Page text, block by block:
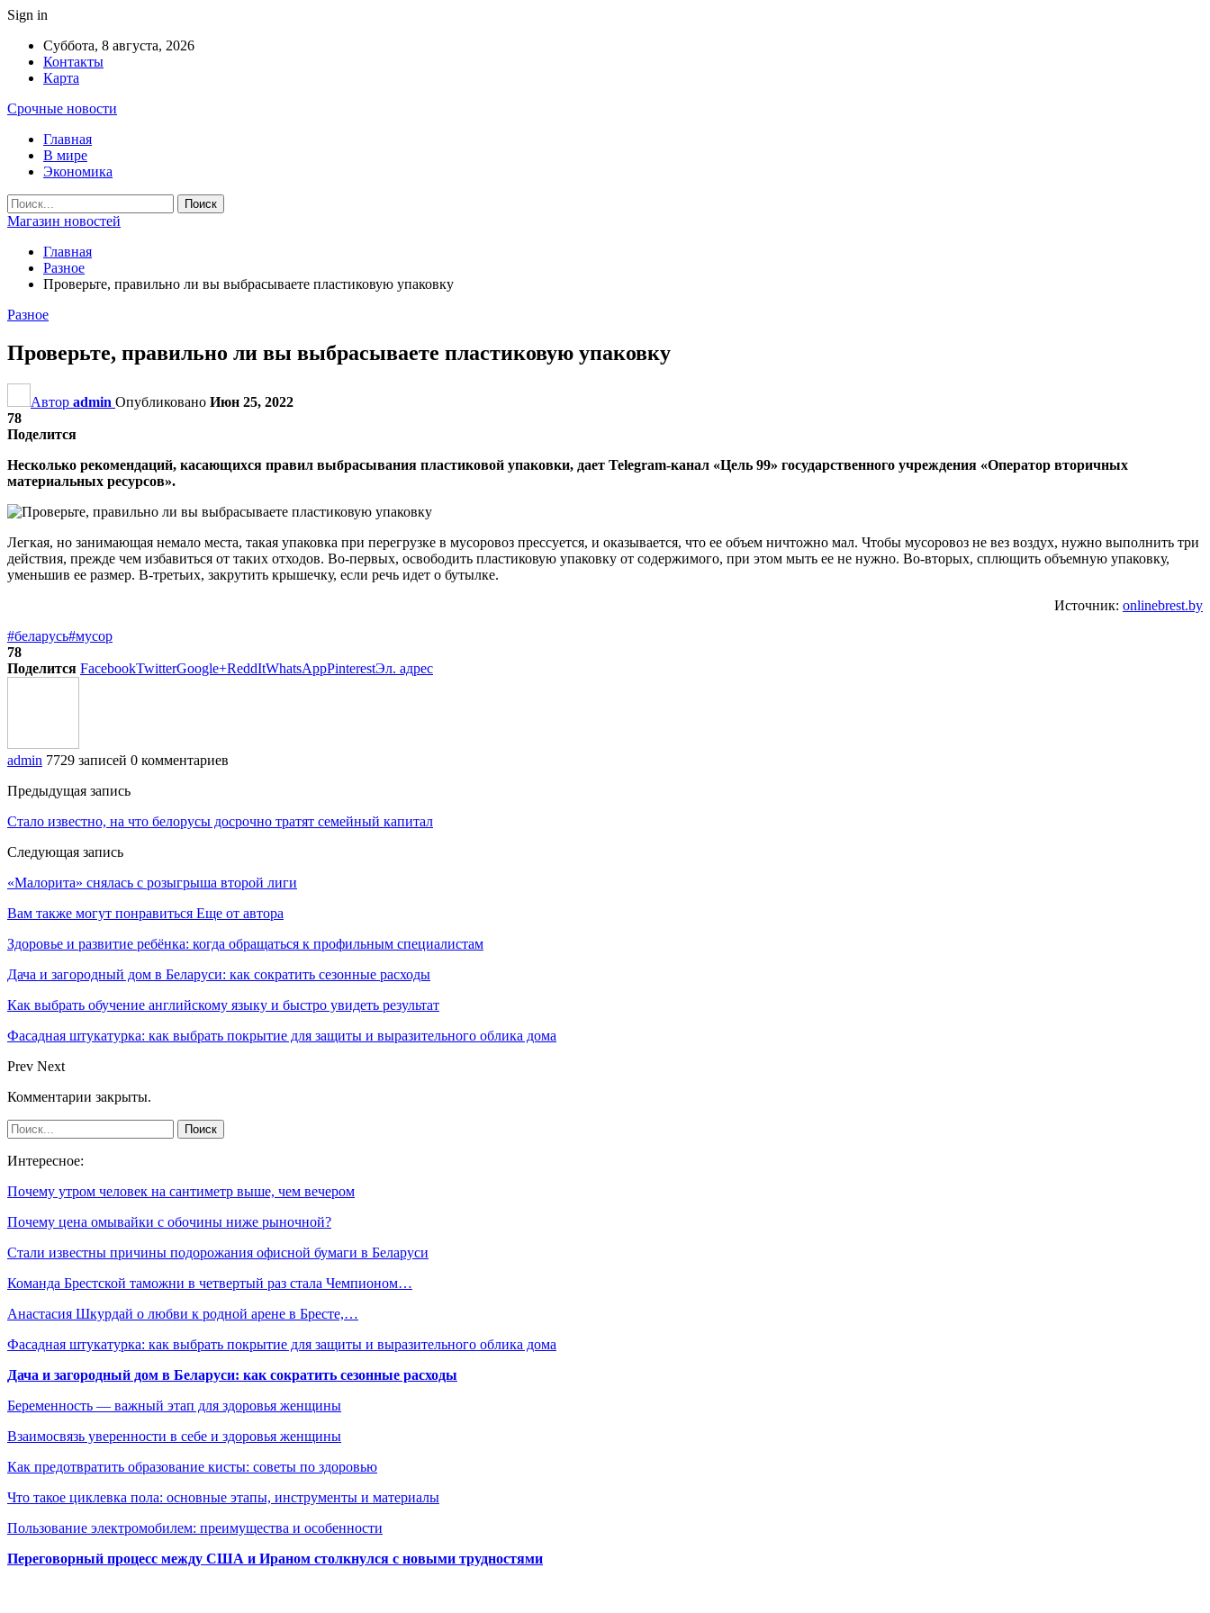
Sign in
Суббота, 8 августа, 2026
Контакты
Карта
Срочные новости
Главная
В мире
Экономика
Магазин новостей
Главная
Разное
Проверьте, правильно ли вы выбрасываете пластиковую упаковку
Разное
Проверьте, правильно ли вы выбрасываете пластиковую упаковку
Автор admin Опубликовано Июн 25, 2022
78
Поделится
Несколько рекомендаций, касающихся правил выбрасывания пластиковой упаковки, дает Telegram-канал «Цель 99» государственного учреждения «Оператор вторичных
материальных ресурсов».
Легкая, но занимающая немало места, такая упаковка при перегрузке в мусоровоз прессуется, и оказывается, что ее объем ничтожно мал. Чтобы мусоровоз не вез воздух, нужно выполнить три
действия, прежде чем избавиться от таких отходов. Во-первых, освободить пластиковую упаковку от содержимого, при этом мыть ее не нужно. Во-вторых, сплющить объемную упаковку,
уменьшив ее размер. В-третьих, закрутить крышечку, если речь идет о бутылке.
Источник: onlinebrest.by
#беларусь#мусор
78
Поделится FacebookTwitterGoogle+ReddItWhatsAppPinterestЭл. адрес
admin 7729 записей 0 комментариев
Предыдущая запись
Стало известно, на что белорусы досрочно тратят семейный капитал
Следующая запись
«Малорита» снялась с розыгрыша второй лиги
Вам также могут понравиться Еще от автора
Здоровье и развитие ребёнка: когда обращаться к профильным специалистам
Дача и загородный дом в Беларуси: как сократить сезонные расходы
Как выбрать обучение английскому языку и быстро увидеть результат
Фасадная штукатурка: как выбрать покрытие для защиты и выразительного облика дома
Prev Next
Комментарии закрыты.
Интересное:
Почему утром человек на сантиметр выше, чем вечером
Почему цена омывайки с обочины ниже рыночной?
Стали известны причины подорожания офисной бумаги в Беларуси
Команда Брестской таможни в четвертый раз стала Чемпионом…
Анастасия Шкурдай о любви к родной арене в Бресте,…
Фасадная штукатурка: как выбрать покрытие для защиты и выразительного облика дома
Дача и загородный дом в Беларуси: как сократить сезонные расходы
Беременность — важный этап для здоровья женщины
Взаимосвязь уверенности в себе и здоровья женщины
Как предотвратить образование кисты: советы по здоровью
Что такое циклевка пола: основные этапы, инструменты и материалы
Пользование электромобилем: преимущества и особенности
Переговорный процесс между США и Ираном столкнулся с новыми трудностями